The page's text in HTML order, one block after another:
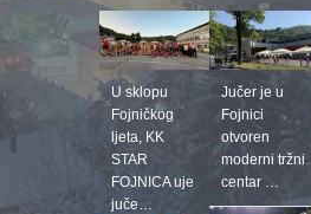
U sklopu
Fojničkog
ljeta, KK
STAR
FOJNICA uje
juče…
Jučer je u
Fojnici
otvoren
moderni tržni
centar …